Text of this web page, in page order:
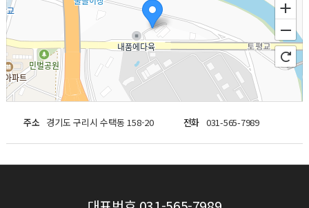
100m
주소 경기도 구리시 수택동 158-20 전화 031-565-7989